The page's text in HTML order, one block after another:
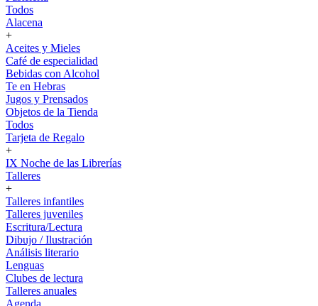
Todos
Alacena
+
Aceites y Mieles
Café de especialidad
Bebidas con Alcohol
Te en Hebras
Jugos y Prensados
Objetos de la Tienda
Todos
Tarjeta de Regalo
+
IX Noche de las Librerías
Talleres
+
Talleres infantiles
Talleres juveniles
Escritura/Lectura
Dibujo / Ilustración
Análisis literario
Lenguas
Clubes de lectura
Talleres anuales
Agenda